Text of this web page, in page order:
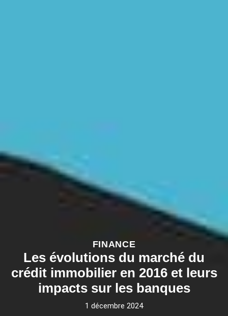
FINANCE
Les évolutions du marché du
crédit immobilier en 2016 et leurs
impacts sur les banques
1 décembre 2024